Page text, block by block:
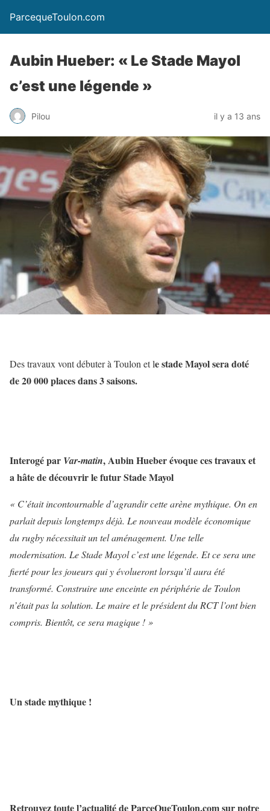
ParcequeToulon.com
Aubin Hueber: « Le Stade Mayol
c’est une légende »
Pilou il y a 13 ans
Des travaux vont débuter à Toulon et le stade Mayol sera doté
de 20 000 places dans 3 saisons.
Interogé par Var-matin, Aubin Hueber évoque ces travaux et
a hâte de découvrir le futur Stade Mayol
« C’était incontournable d’agrandir cette arène mythique. On en
parlait depuis longtemps déjà. Le nouveau modèle économique
du rugby nécessitait un tel aménagement. Une telle
modernisation. Le Stade Mayol c’est une légende. Et ce sera une
fierté pour les joueurs qui y évolueront lorsqu’il aura été
transformé. Construire une enceinte en périphérie de Toulon
n’était pas la solution. Le maire et le président du RCT l’ont bien
compris. Bientôt, ce sera magique ! »
Un stade mythique !
Retrouvez toute l’actualité de ParceQueToulon.com sur notre